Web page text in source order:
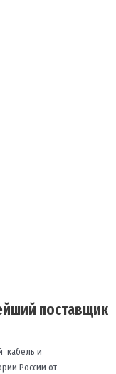
поставщик
кабель и
России от